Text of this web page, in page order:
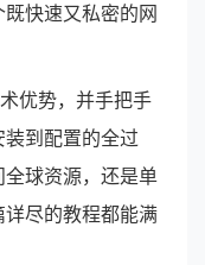
快速又私密的网
优势，并手把手
到配置的全过
球资源，还是单
尽的教程都能满